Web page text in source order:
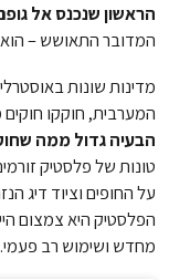
הראשון שנכנס אל
המדובר התאושש – הוא
מדינות שונות
המערבית, חוקקו
הבעיה גדול ממה
טונות של פלסטיק
על החופים וציוד דיג
הפלסטיק היא צמצום
מחדש ושימוש רב פעמי.